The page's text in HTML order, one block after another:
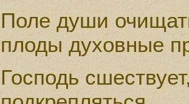
Поле души
плоды духовные
Господь